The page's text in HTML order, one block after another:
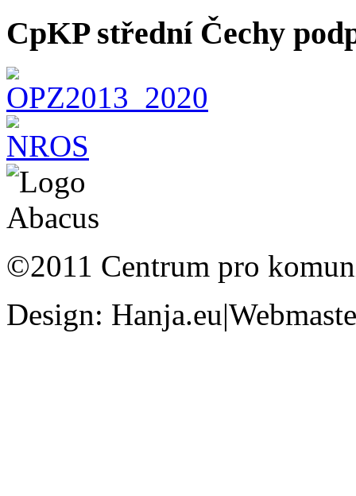
CpKP střední Čechy
©2011 Centrum pro
Design: